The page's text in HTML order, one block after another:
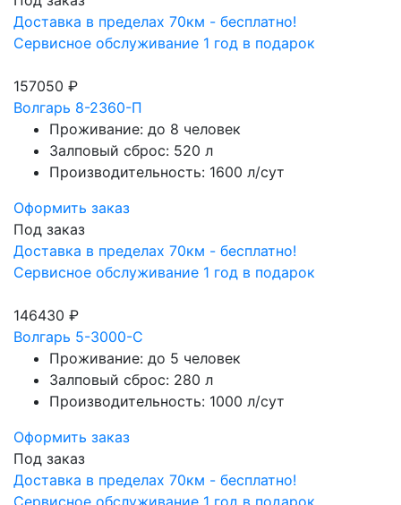
Доставка в пределах 70км - бесплатно!
Сервисное обслуживание 1 год в подарок
157050 ₽
Волгарь 8-2360-П
Проживание: до 8 человек
Залповый сброс: 520 л
Производительность: 1600 л/сут
Оформить заказ
Под заказ
Доставка в пределах 70км - бесплатно!
Сервисное обслуживание 1 год в подарок
146430 ₽
Волгарь 5-3000-С
Проживание: до 5 человек
Залповый сброс: 280 л
Производительность: 1000 л/сут
Оформить заказ
Под заказ
Доставка в пределах 70км - бесплатно!